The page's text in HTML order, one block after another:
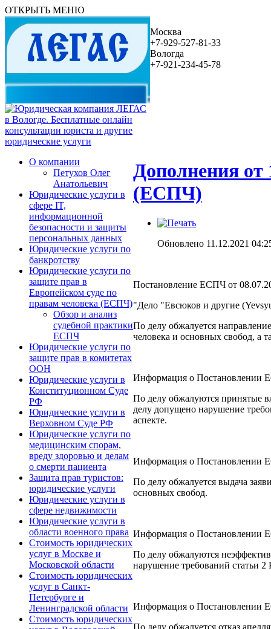
ОТКРЫТЬ МЕНЮ
Москва
+7-929-527-81-33
Вологда
+7-921-234-45-78
О компании
Петухов Олег
Анатольевич
Юридические услуги в
сфере IT,
информационной
безопасности и защиты
персональных данных
Юридические услуги по
банкротству
Юридические услуги по
защите прав в
Европейском суде по
правам человека (ЕСПЧ)
Обзор и анализ
судебной практики
ЕСПЧ
Юридические услуги по
защите прав в комитетах
ООН
Юридические услуги в
Конституционном Суде
РФ
Юридические услуги в
Верховном Суде РФ
Юридические услуги по
медицинским спорам,
вреду здоровью и делам
о смерти пациента
Защита прав туристов:
юридические услуги
Юридические услуги в
сфере недвижимости
Юридические услуги в
области военного права
Стоимость юридических
услуг в Москве и
Московской области
Стоимость юридических
услуг в Санкт-
Петербурге и
Ленинградской области
Стоимость юридических
Дополнения от
(ЕСПЧ)
Обновлено 11.12.2021
Постановление ЕСПЧ от
"Дело "Евсюков и другие
По делу обжалуется
человека и основных свобод, а
Информация о Постановлении
По делу обжалуются принятые
делу допущено нарушение
аспекте.
Информация о Постановлении
По делу обжалуется выдача
основных свобод.
Информация о Постановлении
По делу обжалуются
нарушение требований статьи
Информация о Постановлении
По делу обжалуется отказ